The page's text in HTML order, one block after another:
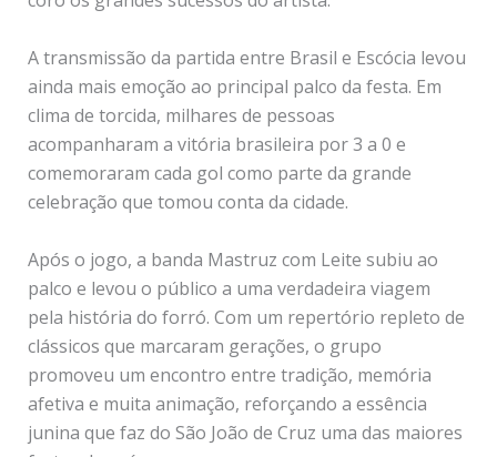
A transmissão da partida entre Brasil e Escócia levou
ainda mais emoção ao principal palco da festa. Em
clima de torcida, milhares de pessoas
acompanharam a vitória brasileira por 3 a 0 e
comemoraram cada gol como parte da grande
celebração que tomou conta da cidade.
Após o jogo, a banda Mastruz com Leite subiu ao
palco e levou o público a uma verdadeira viagem
pela história do forró. Com um repertório repleto de
clássicos que marcaram gerações, o grupo
promoveu um encontro entre tradição, memória
afetiva e muita animação, reforçando a essência
junina que faz do São João de Cruz uma das maiores